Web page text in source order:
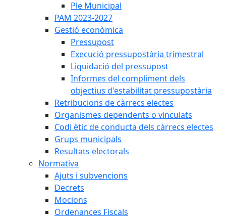
Ple Municipal
PAM 2023-2027
Gestió econòmica
Pressupost
Execució pressupostària trimestral
Liquidació del pressupost
Informes del compliment dels
objectius d'estabilitat pressupostària
Retribucions de càrrecs electes
Organismes dependents o vinculats
Codi ètic de conducta dels càrrecs electes
Grups municipals
Resultats electorals
Normativa
Ajuts i subvencions
Decrets
Mocions
Ordenances Fiscals